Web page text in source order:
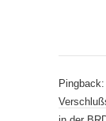
Pingback: